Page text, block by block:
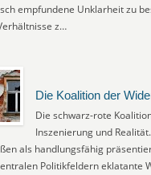
empfundene Unklarheit zu
z…
Die Koalition der
Die schwarz-rote
Inszenierung und
als handlungsfähig
Politikfeldern eklatante